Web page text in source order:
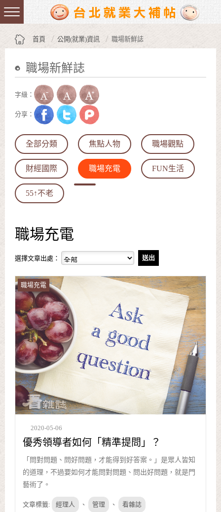
跳到主要內容區塊
:::
首頁 公開(就業)資訊 職場新鮮誌
職場新鮮誌
字級：
分享：
全部分類 焦點人物 職場觀點
財經國際 職場充電 FUN生活
55↑不老
職場充電
選擇文章出處：
職場充電
2020-05-06
優秀領導者如何「精準提問」？
「問對問題、問好問題，才能得到好答案。」是眾人皆知
的道理，不過要如何才能問對問題、問出好問題，就是門
藝術了。
文章標籤: 經理人 、 管理 、 看雜誌